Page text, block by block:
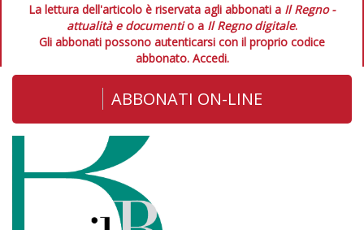
La lettura dell'articolo è riservata agli abbonati a Il Regno -
attualità e documentio a Il Regno digitale.
Gli abbonati possono autenticarsi con il proprio codice
abbonato. Accedi.
ABBONATI ON-LINE